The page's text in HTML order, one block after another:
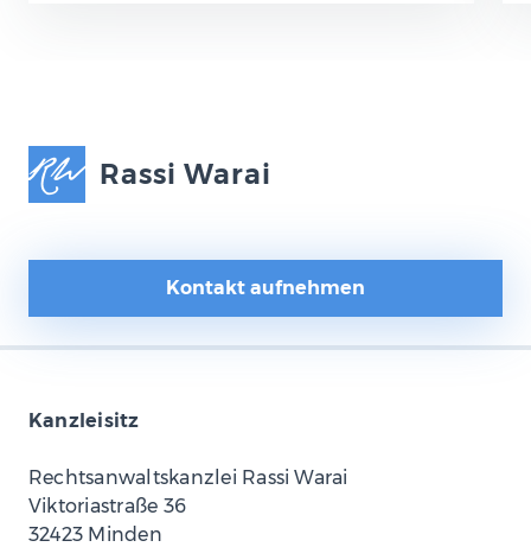
Rassi Warai
Kontakt aufnehmen
Kanzleisitz
Rechtsanwaltskanzlei Rassi Warai
Viktoriastraße 36
32423 Minden